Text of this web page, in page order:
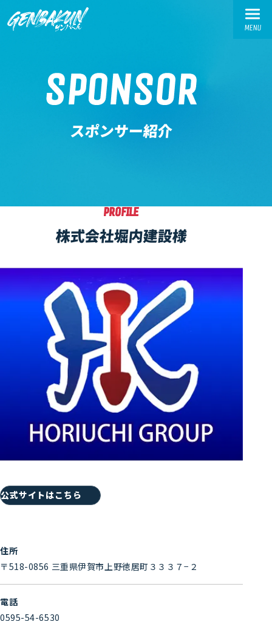
トップ
ゲンバくんとは
交流会実績
スポンサー様紹介
SPONSOR-RECRUIT
スポンサー様募集
メンバー紹介
GENBAKUN-HERO
MENU
スポンサー紹介
SPONSOR
株式会社堀内建設様
PROFILE
公式サイトはこちら
住所
〒518-0856 三重県伊賀市上野徳居町３３３７−２
電話
0595-54-6530